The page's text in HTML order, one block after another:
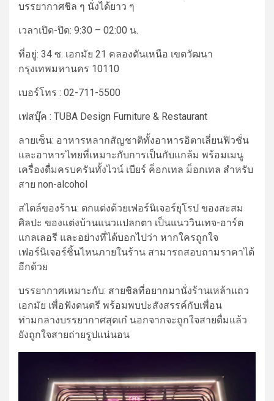
บรรยากาศชิล ๆ นั่งได้ยาว ๆ
เวลาเปิด-ปิด: 9:30 – 02:00 น.
ที่อยู่: 34 ซ. เอกมัย 21 คลองตันเหนือ เขตวัฒนา
กรุงเทพมหานคร 10110
เบอร์โทร : 02-711-5500
เฟสบุ๊ค : TUBA Design Furniture & Restaurant
ลายเซ็น: อาหารหลากสัญชาติทั้งอาหารอิตาเลี่ยนฟิวชั่น
และอาหารไทยที่เหมาะกับการเป็นกับแกล้ม พร้อมเมนู
เครื่องดื่มครบครันทั้งไวน์ เบียร์ ค็อกเทล ม็อกเทล สำหรับ
สาย non-alcohol
สไตล์ของร้าน: ตกแต่งด้วยเฟอร์นิเจอร์ยุโรป ของสะสม
ศิลปะ ของแต่งบ้านแนวแปลกตา เป็นแนววินเทจ-อาร์ต
แกลเลอรี และอย่างที่ได้บอกไปว่า หากใครถูกใจ
เฟอร์นิเจอร์ชิ้นไหนภายในร้าน สามารถสอบถามราคาได้
อีกด้วย
บรรยากาศเหมาะกับ: สายชิลที่อยากมานั่งร้านเหล้าแถว
เอกมัย เพื่อฟังดนตรี พร้อมพบปะสังสรรค์กับเพื่อน
ท่ามกลางบรรยากาศสุดเก๋ นอกจากจะถูกใจสายดื่มแล้ว
ยังถูกใจสายถ่ายรูปแน่นอน